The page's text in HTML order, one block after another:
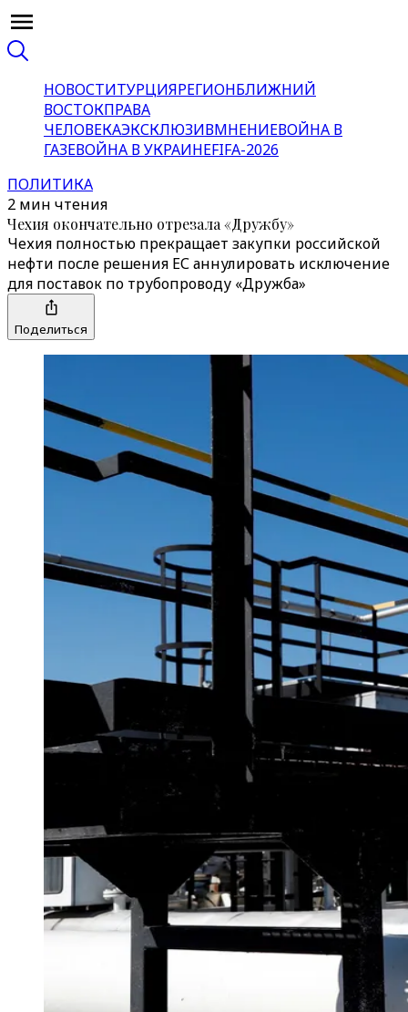
НОВОСТИТУРЦИЯРЕГИОНБЛИЖНИЙ
ВОСТОКПРАВА
ЧЕЛОВЕКАЭКСКЛЮЗИВМНЕНИЕВОЙНА В
ГАЗЕВОЙНА В УКРАИНЕFIFA-2026
ПОЛИТИКА
2 мин чтения
Чехия окончательно отрезала «Дружбу»
Чехия полностью прекращает закупки российской
нефти после решения ЕС аннулировать исключение
для поставок по трубопроводу «Дружба»
Поделиться